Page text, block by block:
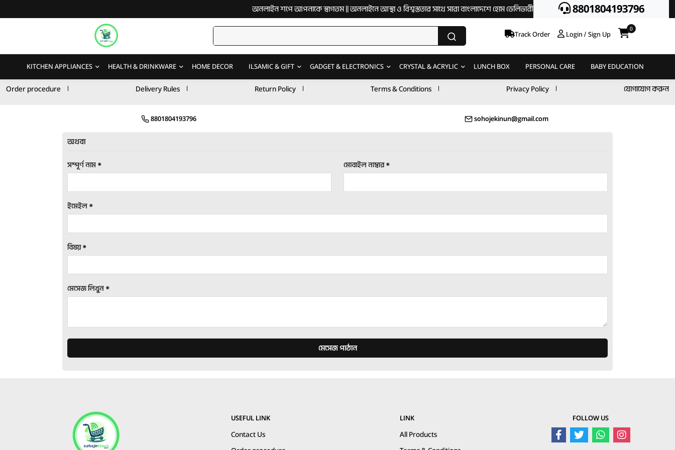
অনলাইন শপে আপনাকে স্বাগতম || অনলাইনে আস্থা ও বিশ্বস্ততার সাথে সারা বাংলাদেশে হোম ডেলিভারী দিয়ে থাকি || অর্ডার করতে অগ্রিম টাকা দিতে হবে
8801804193796
Track Order Login / Sign Up
0
KITCHEN APPLIANCES HEALTH & DRINKWARE HOME DECOR ILSAMIC & GIFT GADGET & ELECTRONICS CRYSTAL & ACRYLIC LUNCH BOX PERSONAL CARE BABY EDUCATION
Order procedure Delivery Rules Return Policy Terms & Conditions Privacy Policy যোগাযোগ করুন
8801804193796 sohojekinun@gmail.com
অথবা
সম্পূর্ণ নাম * মোবাইল নাম্বার *
ইমেইল *
বিষয় *
মেসেজ লিখুন *
মেসেজ পাঠান
USEFUL LINK
Contact Us
LINK
All Products
FOLLOW US